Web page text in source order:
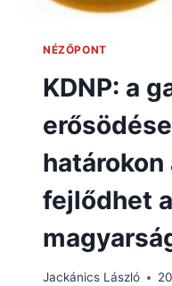
NÉZŐPONT
KDNP: a
fejlődhet
Jackánics László